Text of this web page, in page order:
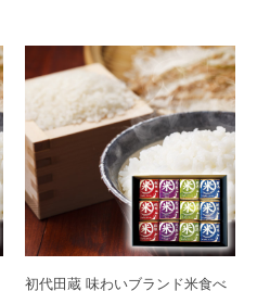
初代田蔵 味わいブランド米食べ